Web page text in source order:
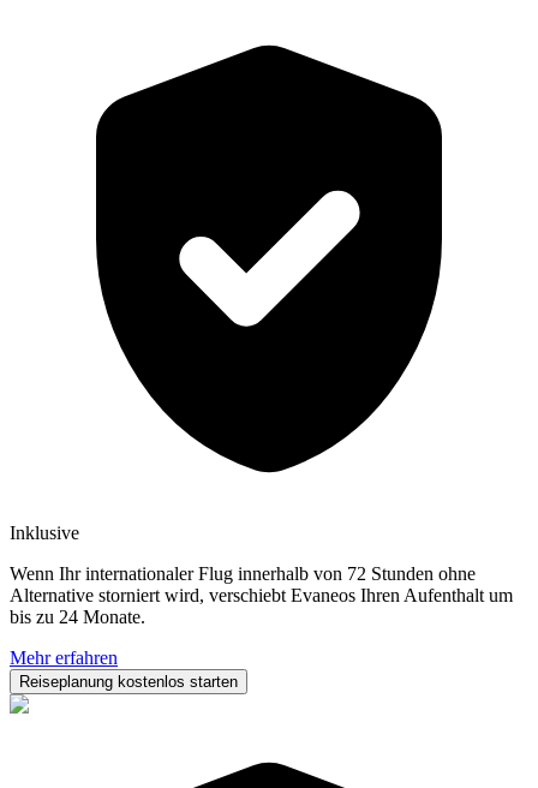
Inklusive
Wenn Ihr internationaler Flug innerhalb von 72 Stunden ohne
Alternative storniert wird, verschiebt Evaneos Ihren Aufenthalt um
bis zu 24 Monate.
Mehr erfahren
Reiseplanung kostenlos starten